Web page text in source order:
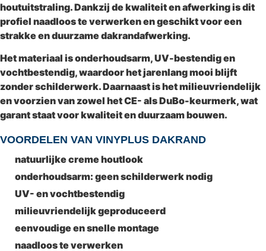
houtuitstraling. Dankzij de kwaliteit en afwerking is dit
profiel naadloos te verwerken en geschikt voor een
strakke en duurzame dakrandafwerking.
Het materiaal is onderhoudsarm, UV-bestendig en
vochtbestendig, waardoor het jarenlang mooi blijft
zonder schilderwerk. Daarnaast is het milieuvriendelijk
en voorzien van zowel hetCE- als DuBo-keurmerk, wat
garant staat voor kwaliteit en duurzaam bouwen.
VOORDELEN VAN VINYPLUS DAKRAND
natuurlijke creme houtlook
onderhoudsarm: geen schilderwerk nodig
UV- en vochtbestendig
milieuvriendelijk geproduceerd
eenvoudige en snelle montage
naadloos te verwerken